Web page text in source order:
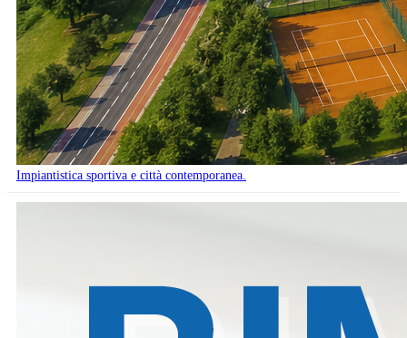
Impiantistica sportiva e città contemporanea.